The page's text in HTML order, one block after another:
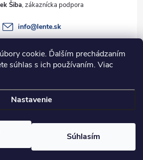
cookie. Ďalším prechádzaním
súhlas s ich používaním. Viac
Nastavenie
Súhlasím
Šiba
info@lente.sk
. Všetky práva vyhradené.